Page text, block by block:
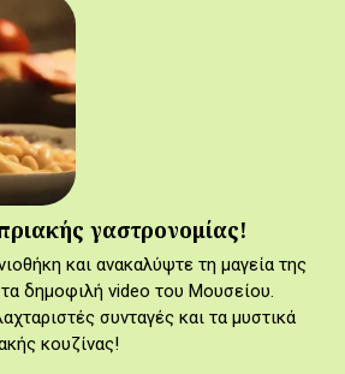
γαστρονομίας!
και ανακαλύψτε τη μαγεία της
δημοφιλή video του Μουσείου.
συνταγές και τα μυστικά
κουζίνας!